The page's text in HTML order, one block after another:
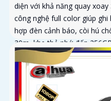
diện với khả năng quay
công nghệ full color giúp
hợp đèn cảnh báo, còi hú
30m, khe thẻ nhớ đến
camera hoạt động ổn định